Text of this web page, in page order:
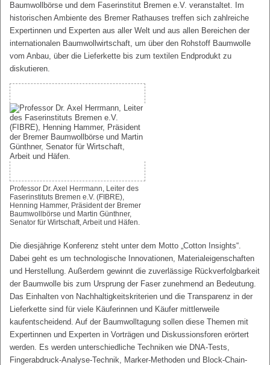
Baumwollbörse und dem Faserinstitut Bremen e.V. veranstaltet. Im
historischen Ambiente des Bremer Rathauses treffen sich zahlreiche
Expertinnen und Experten aus aller Welt und aus allen Bereichen der
internationalen Baumwollwirtschaft, um über den Rohstoff Baumwolle
vom Anbau, über die Lieferkette bis zum textilen Endprodukt zu
diskutieren.
Professor Dr. Axel Herrmann, Leiter des
Faserinstituts Bremen e.V. (FIBRE),
Henning Hammer, Präsident der Bremer
Baumwollbörse und Martin Günthner,
Senator für Wirtschaft, Arbeit und Häfen.
Die diesjährige Konferenz steht unter dem Motto „Cotton Insights“.
Dabei geht es um technologische Innovationen, Materialeigenschaften
und Herstellung. Außerdem gewinnt die zuverlässige Rückverfolgbarkeit
der Baumwolle bis zum Ursprung der Faser zunehmend an Bedeutung.
Das Einhalten von Nachhaltigkeitskriterien und die Transparenz in der
Lieferkette sind für viele Käuferinnen und Käufer mittlerweile
kaufentscheidend. Auf der Baumwolltagung sollen diese Themen mit
Expertinnen und Experten in Vorträgen und Diskussionsforen erörtert
werden. Es werden unterschiedliche Techniken wie DNA-Tests,
Fingerabdruck-Analyse-Technik, Marker-Methoden und Block-Chain-